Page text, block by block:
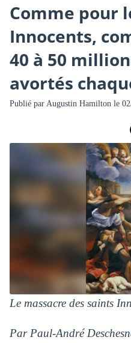
Comme pour
Innocents,
40 à 50
avortés
Publié par Augustin Hamiltonle
Le massacre des saints
Par Paul-André